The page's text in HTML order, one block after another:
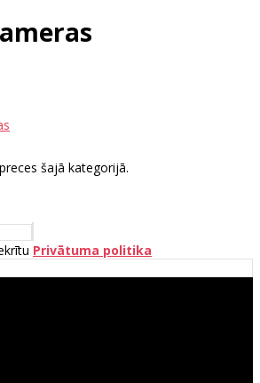
šajā kategorijā.
Privātuma politika